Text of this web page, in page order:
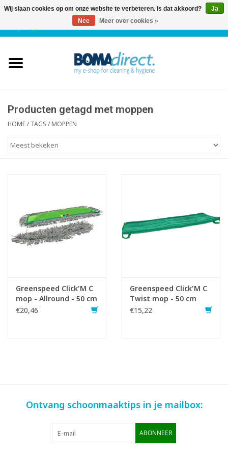
Klantenservice
Producten getagd met moppen
HOME/TAGS /MOPPEN
Greenspeed Click'M C
mop - Allround - 50 cm
€20,46
Greenspeed Click'M C
Twist mop - 50 cm
€15,22
Ontvang schoonmaaktips in je mailbox:
ABONNEER
Wij slaan cookies op om onze website te verbeteren. Is dat akkoord?
Ja
Nee
Meer over cookies »